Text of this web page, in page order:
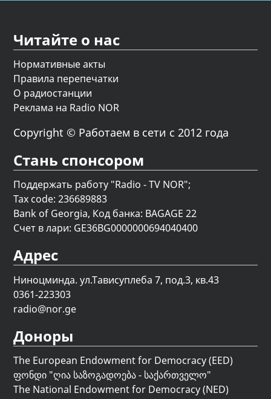
Читайте о нас
Нормативные акты
Правила перепечатки
О радиостанции
Реклама на Radio NOR
Copyright © Работаем в сети с 2012 года
Стань спонсором
Поддержать работу "Radio - TV NOR";
Tax code: 236689883
Bank of Georgia, Код банка: BAGAGE 22
Счет в лари: GE36BG0000000694040400
Адрес
Ниноцминда. ул.Тависуплеба 7, под.3, кв.43
0361-223303
radio@nor.ge
Доноры
The European Endowment for Democracy (EED)
ფონდი "ღია საზოგადოება - საქართველო"
The National Endowment for Democracy (NED)